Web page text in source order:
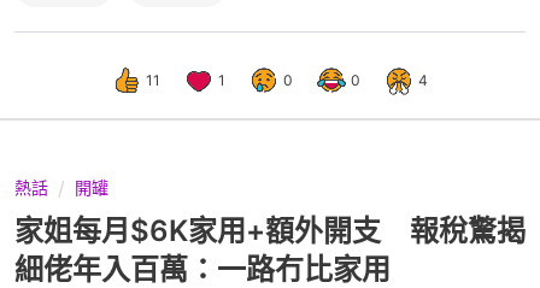
11 1 0 0 4
熱話 開罐
家姐每月$6K家用+額外開支 報稅驚揭
細佬年入百萬：一路冇比家用